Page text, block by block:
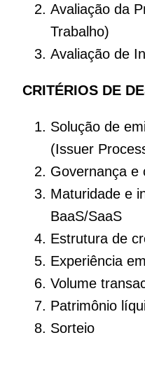
Avaliação da
Trabalho)
Avaliação de
CRITÉRIOS DE
Solução de
(Issuer
Governança e
Maturidade e
BaaS/SaaS
Estrutura de
Experiência
Volume
Patrimônio
Sorteio